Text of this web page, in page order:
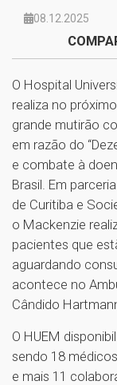
08.12.2025
O Hospital
realiza no
grande mutirão
em razão do
e combate à
Brasil. Em
de Curitiba e
o Mackenzie
pacientes que
aguardando
acontece no
Cândido
O HUEM
sendo 18
e mais 11